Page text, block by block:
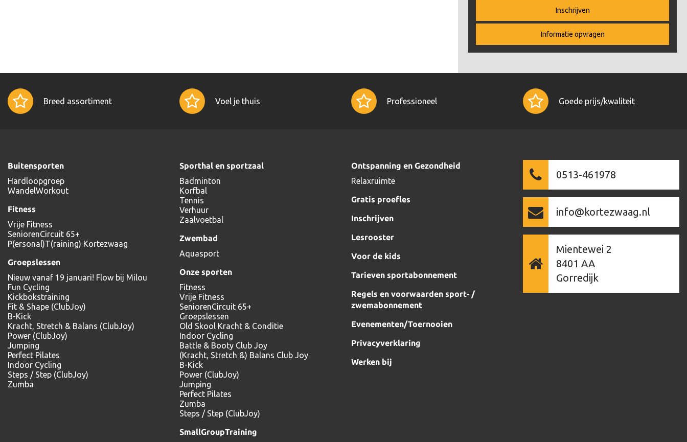
Inschrijven
Informatie opvragen
Breed assortiment Voel je thuis Professioneel Goede prijs/kwaliteit
0513-461978
info@kortezwaag.nl
Mientewei 2
8401 AA
Gorredijk
Buitensporten
Hardloopgroep
WandelWorkout
Fitness
Vrije Fitness
SeniorenCircuit 65+
P(ersonal)T(raining) Kortezwaag
Groepslessen
Nieuw vanaf 19 januari! Flow bij Milou
Fun Cycling
Kickbokstraining
Fit & Shape (ClubJoy)
B-Kick
Kracht, Stretch & Balans (ClubJoy)
Power (ClubJoy)
Jumping
Perfect Pilates
Indoor Cycling
Steps / Step (ClubJoy)
Zumba
Sporthal en sportzaal
Badminton
Korfbal
Tennis
Verhuur
Zaalvoetbal
Zwembad
Aquasport
Onze sporten
Fitness
Vrije Fitness
SeniorenCircuit 65+
Groepslessen
Old Skool Kracht & Conditie
Indoor Cycling
Battle & Booty Club Joy
(Kracht, Stretch &) Balans Club Joy
B-Kick
Power (ClubJoy)
Jumping
Perfect Pilates
Zumba
Steps / Step (ClubJoy)
SmallGroupTraining
Ontspanning en Gezondheid
Relaxruimte
Gratis proefles
Inschrijven
Lesrooster
Voor de kids
Tarieven sportabonnement
Regels en voorwaarden sport- /
zwemabonnement
Evenementen/Toernooien
Privacyverklaring
Werken bij